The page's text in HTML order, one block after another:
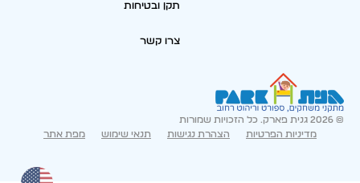
תקן ובטיחות
צרו קשר
© 2026 גנית פארק. כל הזכויות שמורות
מדיניות הפרטיות
הצהרת נגישות תנאי שימוש מפת אתר